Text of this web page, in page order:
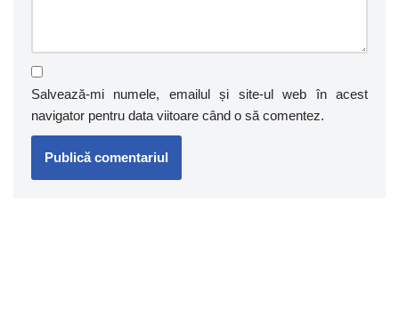
Salvează-mi numele, emailul și site-ul web în acest
navigator pentru data viitoare când o să comentez.